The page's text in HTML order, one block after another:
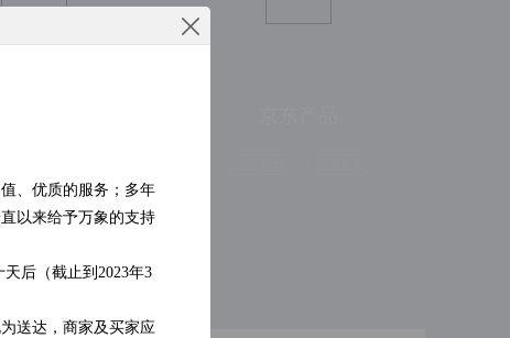
、优质的服务；多年
以来给予万象的支持
后（截止到2023年3
送达，商家及买家应
别
票据识别